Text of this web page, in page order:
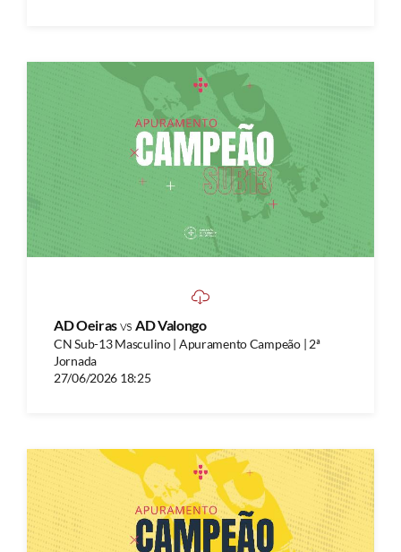
AD Oeirasvs AD Valongo
CN Sub-13 Masculino | Apuramento Campeão | 2ª
Jornada
27/06/2026 18:25